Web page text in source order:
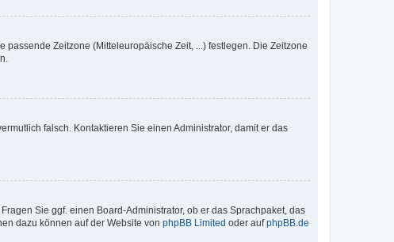
Zeitzone (Mitteleuropäische Zeit, ...) festlegen. Die Zeitzone
falsch. Kontaktieren Sie einen Administrator, damit er das
Sie ggf. einen Board-Administrator, ob er das Sprachpaket, das
dazu können auf der Website von phpBB Limited oder aufphpBB.de